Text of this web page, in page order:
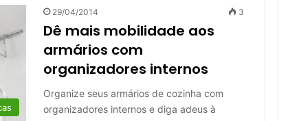
29/04/2014 3
Dê mais mobilidade aos
armários com
organizadores internos
Organize seus armários de cozinha com
organizadores internos e diga adeus à